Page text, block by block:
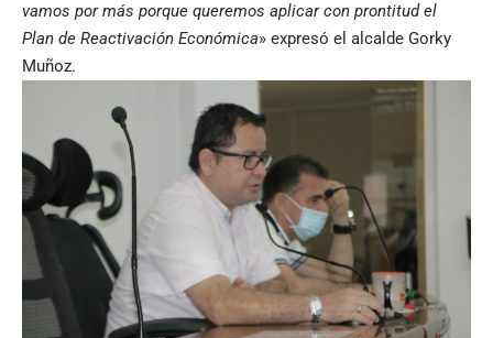
vamos por más porque queremos aplicar con prontitud el
Plan de Reactivación Económica» expresó el alcalde Gorky
Muñoz.